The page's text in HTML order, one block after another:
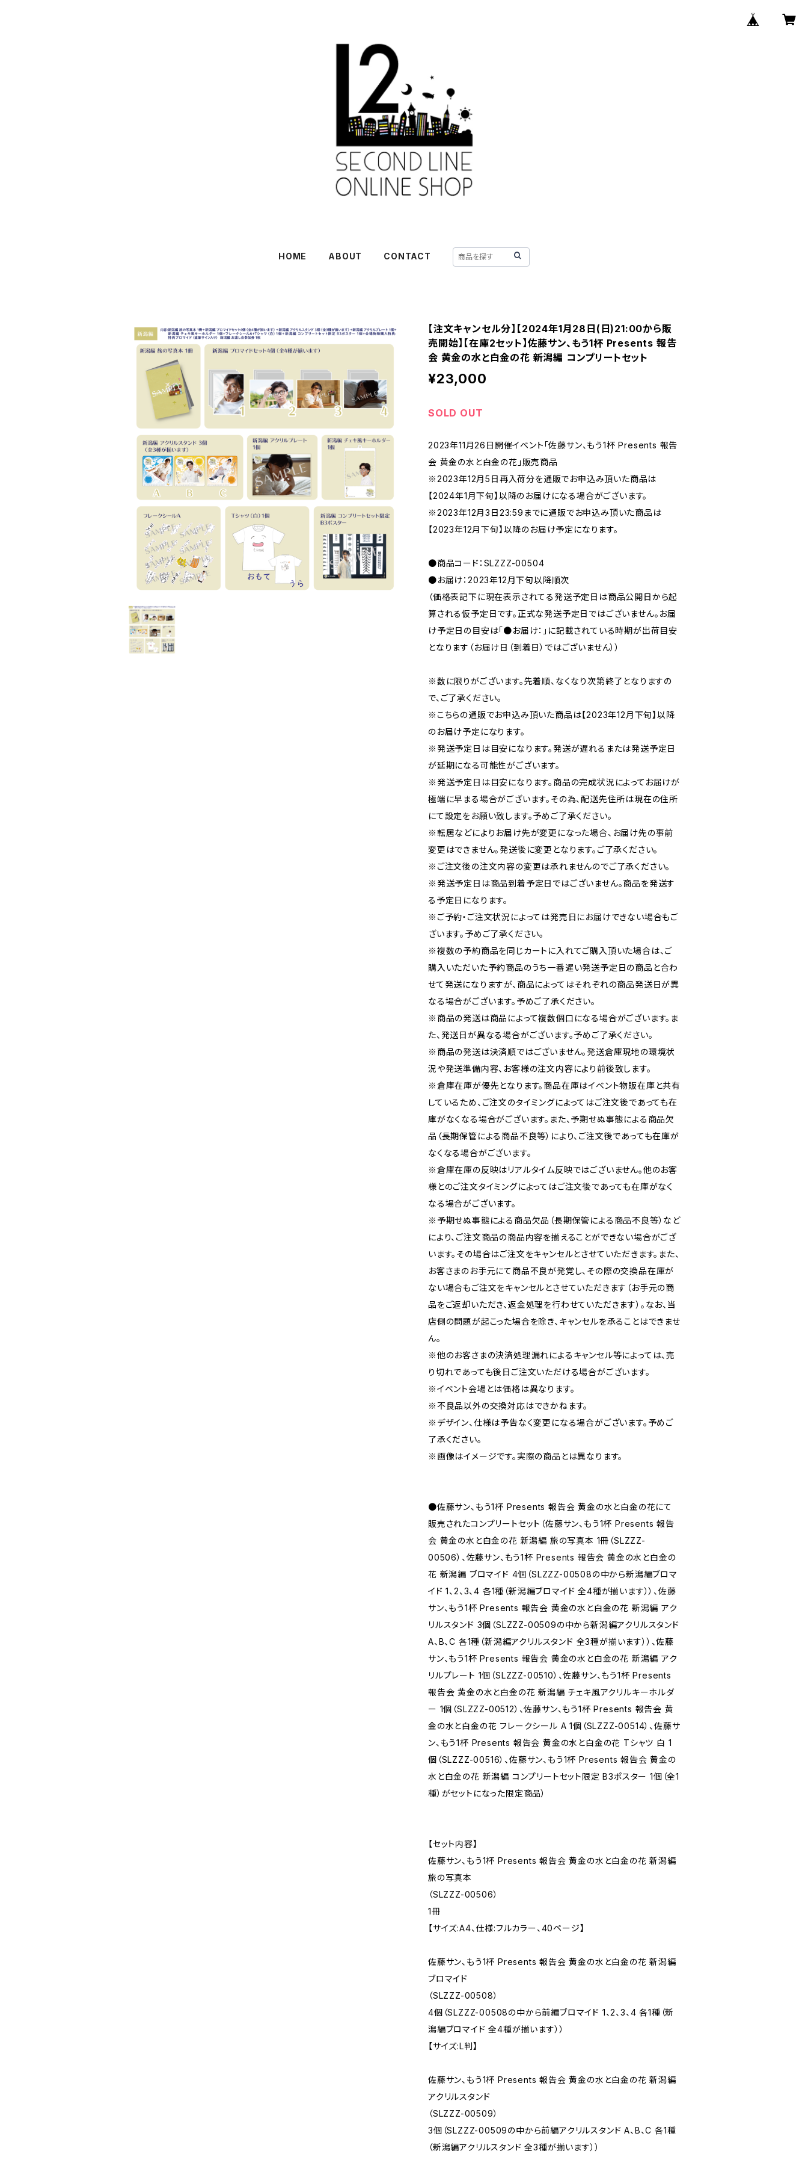
HOME ABOUT CONTACT
【注文キャンセル分】【2024年1月28日(日)21:00から販
売開始】【在庫2セット】佐藤サン、もう1杯 Presents 報告
会 黄金の水と白金の花 新潟編 コンプリートセット
¥23,000
SOLD OUT
2023年11月26日開催イベント「佐藤サン、もう1杯 Presents 報告
会 黄金の水と白金の花」販売商品
※2023年12月5日再入荷分を通販でお申込み頂いた商品は
【2024年1月下旬】以降のお届けになる場合がございます。
※2023年12月3日23:59までに通販でお申込み頂いた商品は
【2023年12月下旬】以降のお届け予定になります。
●商品コード：SLZZZ-00504
●お届け：2023年12月下旬以降順次
（価格表記下に現在表示されてる発送予定日は商品公開日から起
算される仮予定日です。正式な発送予定日ではございません。お届
け予定日の目安は「●お届け：」に記載されている時期が出荷目安
となります（お届け日（到着日）ではございません））
※数に限りがございます。先着順、なくなり次第終了となりますの
で、ご了承ください。
※こちらの通販でお申込み頂いた商品は【2023年12月下旬】以降
のお届け予定になります。
※発送予定日は目安になります。発送が遅れるまたは発送予定日
が延期になる可能性がございます。
※発送予定日は目安になります。商品の完成状況によってお届けが
極端に早まる場合がございます。その為、配送先住所は現在の住所
にて設定をお願い致します。予めご了承ください。
※転居などによりお届け先が変更になった場合、お届け先の事前
変更はできません。発送後に変更となります。ご了承ください。
※ご注文後の注文内容の変更は承れませんのでご了承ください。
※発送予定日は商品到着予定日ではございません。商品を発送す
る予定日になります。
※ご予約・ご注文状況によっては発売日にお届けできない場合もご
ざいます。予めご了承ください。
※複数の予約商品を同じカートに入れてご購入頂いた場合は、ご
購入いただいた予約商品のうち一番遅い発送予定日の商品と合わ
せて発送になりますが、商品によってはそれぞれの商品発送日が異
なる場合がございます。予めご了承ください。
※商品の発送は商品によって複数個口になる場合がございます。ま
た、発送日が異なる場合がございます。予めご了承ください。
※商品の発送は決済順ではございません。発送倉庫現地の環境状
況や発送準備内容、お客様の注文内容により前後致します。
※倉庫在庫が優先となります。商品在庫はイベント物販在庫と共有
しているため、ご注文のタイミングによってはご注文後であっても在
庫がなくなる場合がございます。また、予期せぬ事態による商品欠
品（長期保管による商品不良等）により、ご注文後であっても在庫が
なくなる場合がございます。
※倉庫在庫の反映はリアルタイム反映ではございません。他のお客
様とのご注文タイミングによってはご注文後であっても在庫がなく
なる場合がございます。
※予期せぬ事態による商品欠品（長期保管による商品不良等）など
により、ご注文商品の商品内容を揃えることができない場合がござ
います。その場合はご注文をキャンセルとさせていただきます。また、
お客さまのお手元にて商品不良が発覚し、その際の交換品在庫が
ない場合もご注文をキャンセルとさせていただきます（お手元の商
品をご返却いただき、返金処理を行わせていただきます）。なお、当
店側の問題が起こった場合を除き、キャンセルを承ることはできませ
ん。
※他のお客さまの決済処理漏れによるキャンセル等によっては、売
り切れであっても後日ご注文いただける場合がございます。
※イベント会場とは価格は異なります。
※不良品以外の交換対応はできかねます。
※デザイン、仕様は予告なく変更になる場合がございます。予めご
了承ください。
※画像はイメージです。実際の商品とは異なります。
●佐藤サン、もう1杯 Presents 報告会 黄金の水と白金の花にて
販売されたコンプリートセット（佐藤サン、もう1杯 Presents 報告
会 黄金の水と白金の花 新潟編 旅の写真本 1冊（SLZZZ-
00506）、佐藤サン、もう1杯 Presents 報告会 黄金の水と白金の
花 新潟編 ブロマイド 4個（SLZZZ-00508の中から新潟編ブロマ
イド 1、2、3、4 各1種（新潟編ブロマイド 全4種が揃います））、佐藤
サン、もう1杯 Presents 報告会 黄金の水と白金の花 新潟編 アク
リルスタンド 3個（SLZZZ-00509の中から新潟編アクリルスタンド
A、B、C 各1種（新潟編アクリルスタンド 全3種が揃います））、佐藤
サン、もう1杯 Presents 報告会 黄金の水と白金の花 新潟編 アク
リルプレート 1個（SLZZZ-00510）、佐藤サン、もう1杯 Presents
報告会 黄金の水と白金の花 新潟編 チェキ風アクリルキーホルダ
ー 1個（SLZZZ-00512）、佐藤サン、もう1杯 Presents 報告会 黄
金の水と白金の花 フレークシール A 1個（SLZZZ-00514）、佐藤サ
ン、もう1杯 Presents 報告会 黄金の水と白金の花 Tシャツ 白 1
個（SLZZZ-00516）、佐藤サン、もう1杯 Presents 報告会 黄金の
水と白金の花 新潟編 コンプリートセット限定 B3ポスター 1個（全1
種）がセットになった限定商品）
【セット内容】
佐藤サン、もう1杯 Presents 報告会 黄金の水と白金の花 新潟編
旅の写真本
（SLZZZ-00506）
1冊
【サイズ:A4、仕様:フルカラー、40ページ】
佐藤サン、もう1杯 Presents 報告会 黄金の水と白金の花 新潟編
ブロマイド
（SLZZZ-00508）
4個（SLZZZ-00508の中から前編ブロマイド 1、2、3、4 各1種（新
潟編ブロマイド 全4種が揃います））
【サイズ:L判】
佐藤サン、もう1杯 Presents 報告会 黄金の水と白金の花 新潟編
アクリルスタンド
（SLZZZ-00509）
3個（SLZZZ-00509の中から前編アクリルスタンド A、B、C 各1種
（新潟編アクリルスタンド 全3種が揃います））